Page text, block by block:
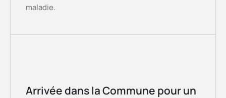
Arrivée dans la Commune pour un
maladie.